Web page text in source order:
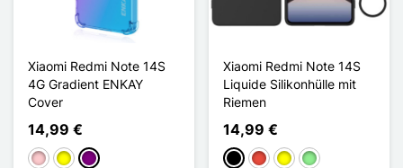
Xiaomi Redmi Note 14S
4G Gradient ENKAY
Cover
14,99 €
PinkGelbViolett
Xiaomi Redmi Note 14S
Liquide Silikonhülle mit
Riemen
14,99 €
Schwarz
Rot GelbHellgrün